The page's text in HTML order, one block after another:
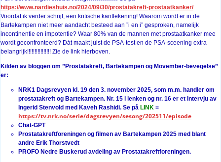
https://www.nardieshuis.no/2024/09/30/prostatakreft-prostaatkanker/
Voordat ik verder schrijf, een kritische kanttekening! Waarom wordt er in de
Bartekampen niet meer aandacht besteed aan ”i en i” gesproken, namelijk
incontinentie en impotentie? Waar 80% van de mannen met prostaatkanker mee
wordt geconfronteerd? Dát maakt juist de PSA-test en de PSA-sceening extra
belangrijk!!!!!!!!!!!!!!!! Zie de link hierboven.
Kilden av bloggen om ”Prostatakreft, Bartekampen og Movember-bevegelse”
er:
NRK1 Dagsrevyen kl. 19 den 3. november 2025, som m.m. handler om
prostatakreft og Bartekampen. Nr. 15 i lenken og nr. 16 er et intervju av
Ingerid Stenvold med Kaveh Rashidi. Se på LINK =
https://tv.nrk.no/serie/dagsrevyen/sesong/202511/episode
Chat-GPT
Prostatakreftforeningen og filmen av Bartekampen 2025 med blant
andre Erik Thorstvedt
PROFO Nedre Buskerud avdeling av Prostatakreftforeningen.